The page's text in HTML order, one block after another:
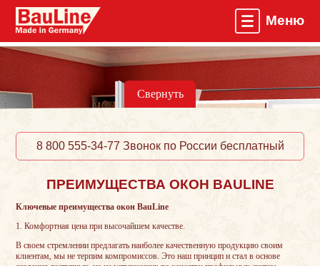
Главная
О компании
Пластиковые окна
Профили ПВХ
Вызвать замерщика
Меню
Свернуть
8 800 555-34-77 Звонок по России бесплатный
ПРЕИМУЩЕСТВА ОКОН BAULINE
Ключевые преимущества окон BauLine
1. Комфортная цена при высочайшем качестве.
В своем стремлении предлагать наиболее качественную продукцию своим
клиентам, мы не терпим компромиссов. Это наш принцип и стал в основе